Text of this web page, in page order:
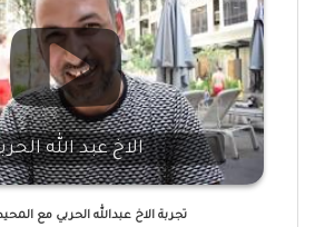
الاخ عبد الله
تجربة الاخ عبدالله الحربي مع